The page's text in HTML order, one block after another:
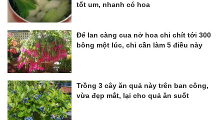
tốt um, nhanh có hoa
Để lan càng cua nở hoa chi chít tới 300
bông một lúc, chỉ cần làm 5 điều này
Trồng 3 cây ăn quả này trên ban công,
vừa đẹp mắt, lại cho quả ăn suốt